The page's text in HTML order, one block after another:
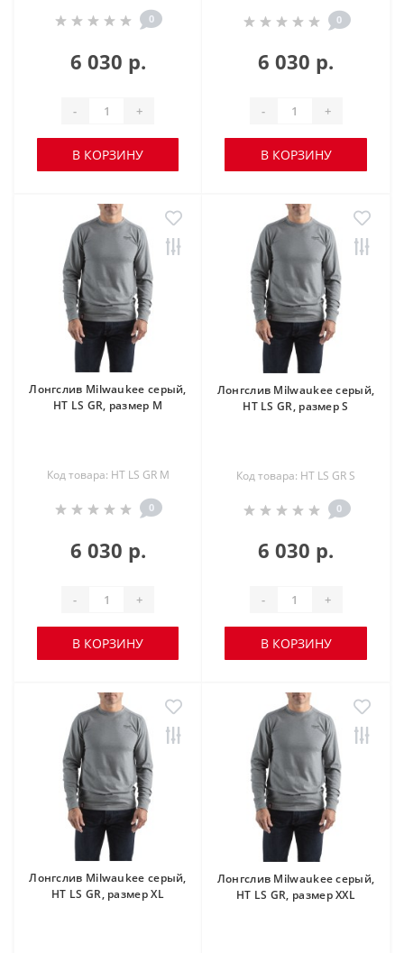
0
6 030 р.
- +
В КОРЗИНУ
0
6 030 р.
- +
В КОРЗИНУ
Лонгслив Milwaukee серый,
HT LS GR, размер M
Код товара: HT LS GR M
0
6 030 р.
- +
В КОРЗИНУ
Лонгслив Milwaukee серый,
HT LS GR, размер S
Код товара: HT LS GR S
0
6 030 р.
- +
В КОРЗИНУ
Лонгслив Milwaukee серый,
HT LS GR, размер XL
Лонгслив Milwaukee серый,
HT LS GR, размер XXL